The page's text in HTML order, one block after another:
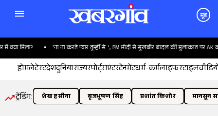
मूड
मिला? 'ना ना करते प्यार तुम्हीं से..', PM मोदी से सुखबीर बादल की मुलाकात पर AK का
होमलेटेस्टदेशदुनियाराज्यस्पोर्ट्सएंटरटेनमेंटधर्म-कर्मलाइफस्टाइल
ट्रेंडिंग: शेख हसीना बृजभूषण सिंह प्रशांत किशोर मानसून